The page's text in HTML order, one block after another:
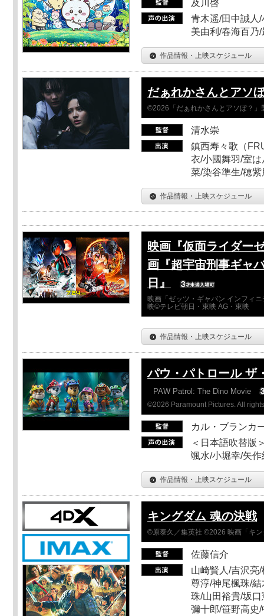
及川啓
青木遥/田中誠人
美由利/春海百乃
作品情報・上映スケジュール
だぁれかさんとアソ
©2026「だぁれかさんとアソぼ？」
清水崇
鎮西寿々歌（
衣/小國舞羽/室
菜/染谷準生/穂
作品情報・上映スケジュール
映画『仮面ライダー
画『超宇宙刑事ギャ
日』
映画「ゼッツ・ギャバン インフィ
映©テレビ朝日・東映 AG・東映
作品情報・上映スケジュール
パウ・パトロール ザ
PAW Patrol: The Dino Movie
©2026 Paramount Pictures. All
カル・ブランカ
＜日本語吹替版
颯水/小堀幸/矢作
作品情報・上映スケジュール
キングダム 魂の決戦
©原泰久／集英社 ©2026 映画「キ
佐藤信介
山崎賢人/吉沢亮
尊淳/神尾楓珠/
珠/山田裕貴/坂
彌十郎/笹野高史